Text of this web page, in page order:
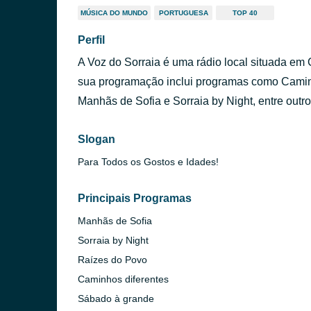
MÚSICA DO MUNDO PORTUGUESA TOP 40
Perfil
A Voz do Sorraia é uma rádio local situada
sua programação inclui programas como
Manhãs de Sofia e Sorraia by Night, entre
Slogan
Para Todos os Gostos e Idades!
Principais Programas
Manhãs de Sofia
Sorraia by Night
Raízes do Povo
Caminhos diferentes
Sábado à grande